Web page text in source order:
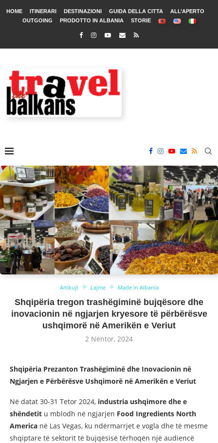
HOME ITINERARI DESTINAZIONI GUIDA DELLA CITTA
ALL’APERTO
OUTGOING
PRODOTTO IN ALBANIA STORIE
Artikujt Lajme Made in Albania
Shqipëria tregon trashëgiminë bujqësore dhe
inovacionin në ngjarjen kryesore të përbërësve
ushqimorë në Amerikën e Veriut
2 Nëntor, 2024
Shqipëria Prezanton Trashëgiminë dhe Inovacionin në
Ngjarjen e Përbërësve Ushqimorë në Amerikën e Veriut
Në datat 30-31 Tetor 2024, industria ushqimore dhe e
shëndetit u mblodh në ngjarjen Food Ingredients North
America në Las Vegas, ku ndërmarrjet e vogla dhe të mesme
shqiptare të sektorit të bujqësisë tërhoqën një audiencë